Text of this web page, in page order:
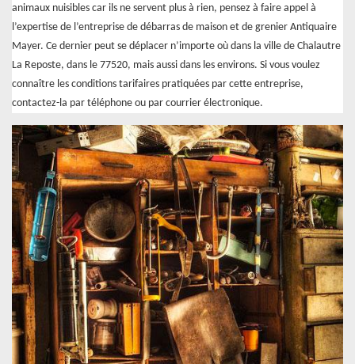
animaux nuisibles car ils ne servent plus à rien, pensez à faire appel à
l’expertise de l’entreprise de débarras de maison et de grenier Antiquaire
Mayer. Ce dernier peut se déplacer n’importe où dans la ville de Chalautre
La Reposte, dans le 77520, mais aussi dans les environs. Si vous voulez
connaître les conditions tarifaires pratiquées par cette entreprise,
contactez-la par téléphone ou par courrier électronique.